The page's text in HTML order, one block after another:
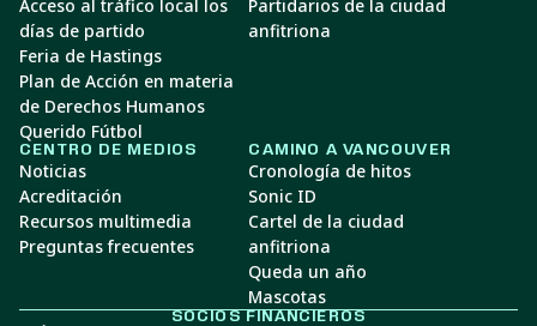
Acceso al tráfico local los
días de partido
Feria de Hastings
Plan de Acción en materia
de Derechos Humanos
Querido Fútbol
Partidarios de la ciudad
anfitriona
CENTRO DE MEDIOS
Noticias
Acreditación
Recursos multimedia
Preguntas frecuentes
CAMINO A VANCOUVER
Cronología de hitos
Sonic ID
Cartel de la ciudad
anfitriona
Queda un año
Mascotas
SOCIOS FINANCIEROS